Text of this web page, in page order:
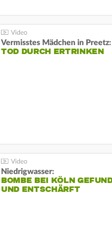
Vermisstes Mädchen in Preetz:
TOD DURCH ERTRINKEN
Niedrigwasser:
BOMBE BEI KÖLN
UND ENTSCHÄRFT